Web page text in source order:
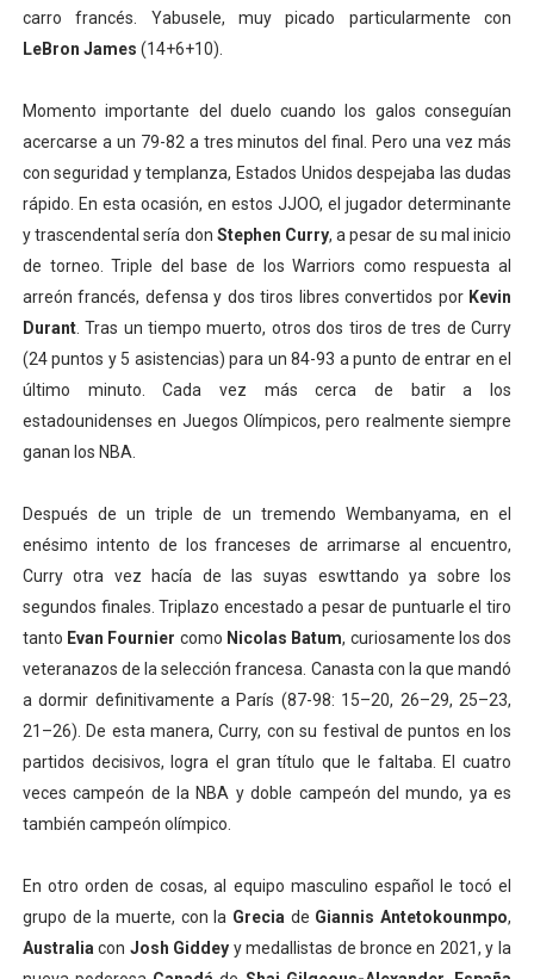
carro francés. Yabusele, muy picado particularmente con
LeBron James (14+6+10).
Momento importante del duelo cuando los galos conseguían
acercarse a un 79-82 a tres minutos del final. Pero una vez más
con seguridad y templanza, Estados Unidos despejaba las dudas
rápido. En esta ocasión, en estos JJOO, el jugador determinante
y trascendental sería don Stephen Curry, a pesar de su mal inicio
de torneo. Triple del base de los Warriors como respuesta al
arreón francés, defensa y dos tiros libres convertidos por Kevin
Durant. Tras un tiempo muerto, otros dos tiros de tres de Curry
(24 puntos y 5 asistencias) para un 84-93 a punto de entrar en el
último minuto. Cada vez más cerca de batir a los
estadounidenses en Juegos Olímpicos, pero realmente siempre
ganan los NBA.
Después de un triple de un tremendo Wembanyama, en el
enésimo intento de los franceses de arrimarse al encuentro,
Curry otra vez hacía de las suyas eswttando ya sobre los
segundos finales. Triplazo encestado a pesar de puntuarle el tiro
tanto Evan Fournier como Nicolas Batum, curiosamente los dos
veteranazos de la selección francesa. Canasta con la que mandó
a dormir definitivamente a París (87-98: 15–20, 26–29, 25–23,
21–26). De esta manera, Curry, con su festival de puntos en los
partidos decisivos, logra el gran título que le faltaba. El cuatro
veces campeón de la NBA y doble campeón del mundo, ya es
también campeón olímpico.
En otro orden de cosas, al equipo masculino español le tocó el
grupo de la muerte, con la Grecia de Giannis Antetokounmpo,
Australia con Josh Giddey y medallistas de bronce en 2021, y la